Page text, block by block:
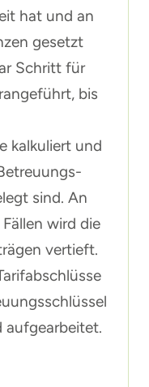
hat und an
gesetzt
Schritt für
bis
kalkuliert und
sind. An
wird die
vertieft.
aufgearbeitet.